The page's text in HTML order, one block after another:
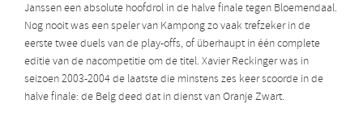
Janssen een absolute hoofdrol in de halve finale tegen Bloemendaal.
Nog nooit was een speler van Kampong zo vaak trefzeker in de
eerste twee duels van de play-offs, of überhaupt in één complete
editie van de nacompetitie om de titel. Xavier Reckinger was in
seizoen 2003-2004 de laatste die minstens zes keer scoorde in de
halve finale: de Belg deed dat in dienst van Oranje Zwart.